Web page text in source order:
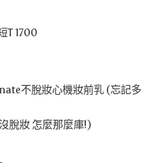
T 1700
不脫妝心機妝前乳 (忘記多
脫妝 怎麼那麼庫!)